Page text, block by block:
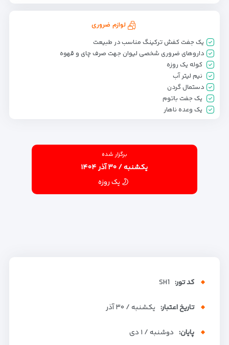
لوازم ضروری
یک جفت کفش ترکینگ مناسب در طبیعت
داروهای ضروری شخصی لیوان جهت صرف چای و قهوه
کوله یک روزه
نیم لیتر آب
دستمال گردن
یک جفت باتوم
یک وعده ناهار
برگزار شده
یکشنبه / ۳۰ آذر ۱۴۰۴
یک روزه
کد تور: SH1
تاریخ اعتبار: یکشنبه / ۳۰ آذر
پایان: دوشنبه / ۱ دی